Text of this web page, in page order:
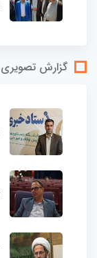
گزارش تصویری